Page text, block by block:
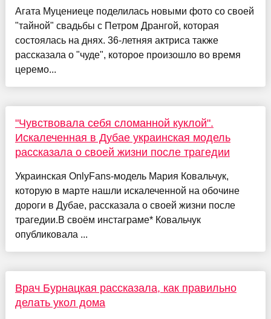
Агата Муцениеце поделилась новыми фото со своей
"тайной" свадьбы с Петром Дрангой, которая
состоялась на днях. 36-летняя актриса также
рассказала о "чуде", которое произошло во время
церемо...
"Чувствовала себя сломанной куклой".
Искалеченная в Дубае украинская модель
рассказала о своей жизни после трагедии
Украинская OnlyFans-модель Мария Ковальчук,
которую в марте нашли искалеченной на обочине
дороги в Дубае, рассказала о своей жизни после
трагедии.В своём инстаграме* Ковальчук
опубликовала ...
Врач Бурнацкая рассказала, как правильно
делать укол дома